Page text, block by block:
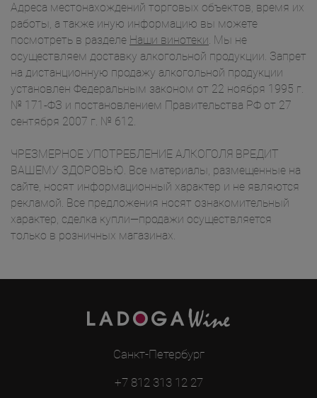
Адреса местонахождений торговых объектов, время их
работы, а также иную информацию вы можете
посмотреть в разделе Наши винотеки. Мы не
осуществляем доставку алкогольной продукции. Запрет
на дистанционную продажу алкогольной продукции
установлен Федеральным законом от 22 ноября 1995 г.
№ 171-ФЗ и постановлением Правительства РФ от 27
сентября 2007 г. № 612.
ЧРЕЗМЕРНОЕ УПОТРЕБЛЕНИЕ АЛКОГОЛЯ ВРЕДИТ
ВАШЕМУ ЗДОРОВЬЮ. Все материалы, размещенные на
сайте, носят информационный характер и не являются
рекламой. Все предложения носят ознакомительный
характер, сделка купли—продажи осуществляется
только в розничных магазинах.
Санкт-Петербург
+7 812 313 12 27